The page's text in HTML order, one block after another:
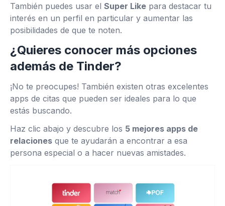
También puedes usar el Super Like para destacar tu
interés en un perfil en particular y aumentar las
posibilidades de que te noten.
¿Quieres conocer más opciones
además de Tinder?
¡No te preocupes! También existen otras excelentes
apps de citas que pueden ser ideales para lo que
estás buscando.
Haz clic abajo y descubre los 5 mejores apps de
relaciones que te ayudarán a encontrar a esa
persona especial o a hacer nuevas amistades.